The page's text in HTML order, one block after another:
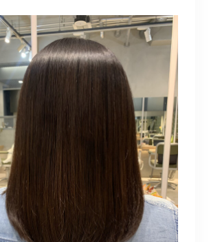
917-5366
】営業時間 9:00～17:00（日月除く）